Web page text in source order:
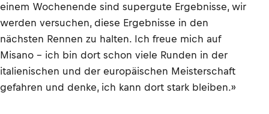
einem Wochenende sind supergute Ergebnisse, wir
werden versuchen, diese Ergebnisse in den
nächsten Rennen zu halten. Ich freue mich auf
Misano – ich bin dort schon viele Runden in der
italienischen und der europäischen Meisterschaft
gefahren und denke, ich kann dort stark bleiben.»